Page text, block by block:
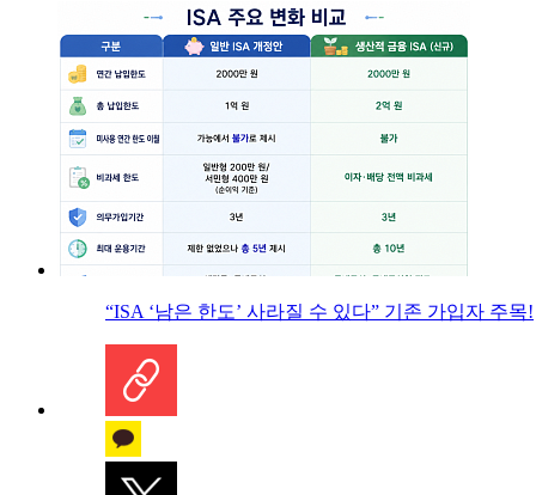
“ISA ‘남은 한도’ 사라질 수 있다” 기존 가입자 주목!